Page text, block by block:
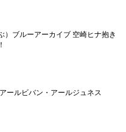
）ブルーアーカイブ 空崎ヒナ抱き
ールビバン・アールジュネス